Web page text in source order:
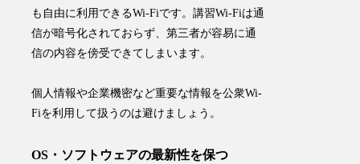
も自由に利用できるWi-Fiです。講習Wi-Fiは通
信が暗号化されておらず、第三者が容易に通
信の内容を傍受できてしまいます。
個人情報や企業機密など重要な情報を公衆Wi-
Fiを利用して扱うのは避けましょう。
OS・ソフトウェアの最新性を保つ